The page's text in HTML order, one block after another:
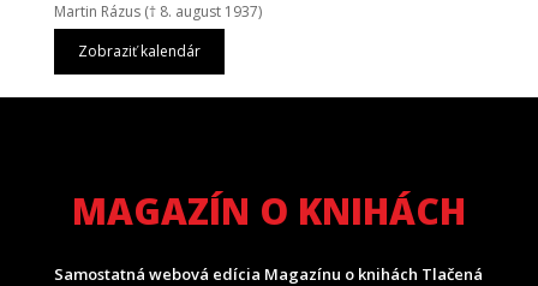
Martin Rázus († 8. august 1937)
Zobraziť kalendár
MAGAZÍN O KNIHÁCH
Samostatná webová edícia Magazínu o knihách Tlačená